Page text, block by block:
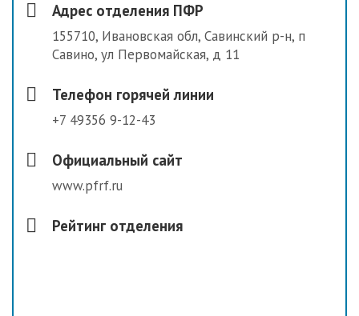
Адрес отделения ПФР
155710, Ивановская обл, Савинский р-н, п
Савино, ул Первомайская, д 11
Телефон горячей линии
+7 49356 9-12-43
Официальный сайт
www.pfrf.ru
Рейтинг отделения